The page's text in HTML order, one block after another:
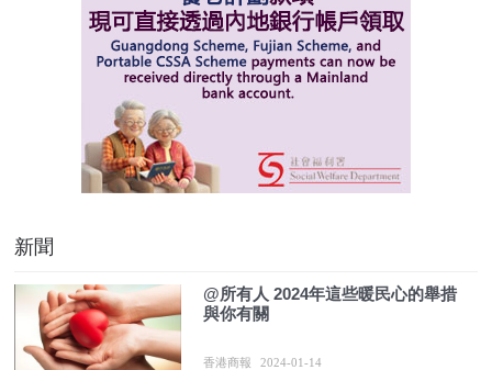
新聞
@所有人 2024年這些暖民心的舉措
與你有關
香港商報 2024-01-14